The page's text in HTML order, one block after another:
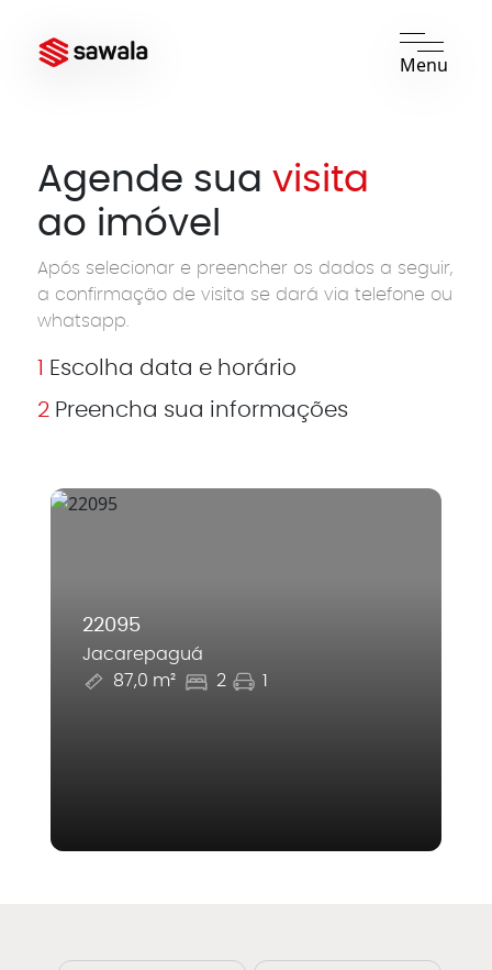
Menu
Agende suavisita
ao imóvel
Após selecionar e preencher os dados a seguir,
a confirmação de visita se dará via telefone ou
whatsapp.
Escolha data e horário
2 Preencha sua informações
22095
Jacarepaguá
87,0 m²
2 1